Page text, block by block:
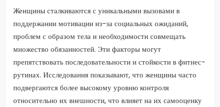
Женщины сталкиваются с уникальными вызовами в
поддержании мотивации из-за социальных ожиданий,
проблем с образом тела и необходимости совмещать
множество обязанностей. Эти факторы могут
препятствовать последовательности и стойкости в фитнес-
рутинах. Исследования показывают, что женщины часто
подвергаются более высокому уровню контроля
относительно их внешности, что влияет на их самооценку